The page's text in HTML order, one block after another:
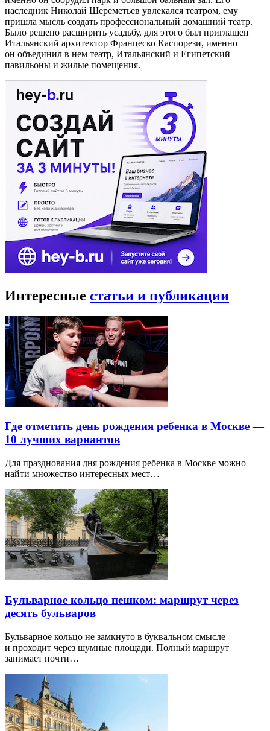
наследник Николай Шереметьев увлекался театром, ему
пришла мысль создать профессиональный домашний театр.
Было решено расширить усадьбу, для этого был приглашен
Итальянский архитектор Францеско Каспорези, именно
он объединил в нем театр, Итальянский и Египетский
павильоны и жилые помещения.
Интересные статьи и публикации
Где отметить день рождения ребенка в Москве —
10 лучших вариантов
Для празднования дня рождения ребенка в Москве можно
найти множество интересных мест…
Бульварное кольцо пешком: маршрут через
десять бульваров
Бульварное кольцо не замкнуто в буквальном смысле
и проходит через шумные площади. Полный маршрут
занимает почти…